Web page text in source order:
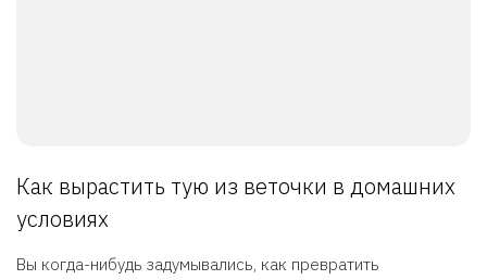
Как вырастить тую из веточки в домашних
условиях
Вы когда-нибудь задумывались, как превратить